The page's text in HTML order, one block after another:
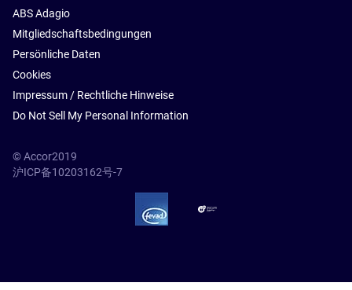
ABS Adagio
Mitgliedschaftsbedingungen
Persönliche Daten
Cookies
Impressum / Rechtliche Hinweise
Do Not Sell My Personal Information
© Accor2019
沪ICP备10203162号-7